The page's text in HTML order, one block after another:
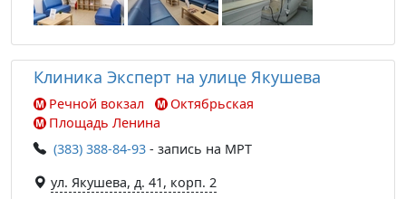
Клиника Эксперт на улице Якушева
Речной вокзал
Октябрьская
Площадь Ленина
(383) 388-84-93 - запись на МРТ
ул. Якушева, д. 41, корп. 2